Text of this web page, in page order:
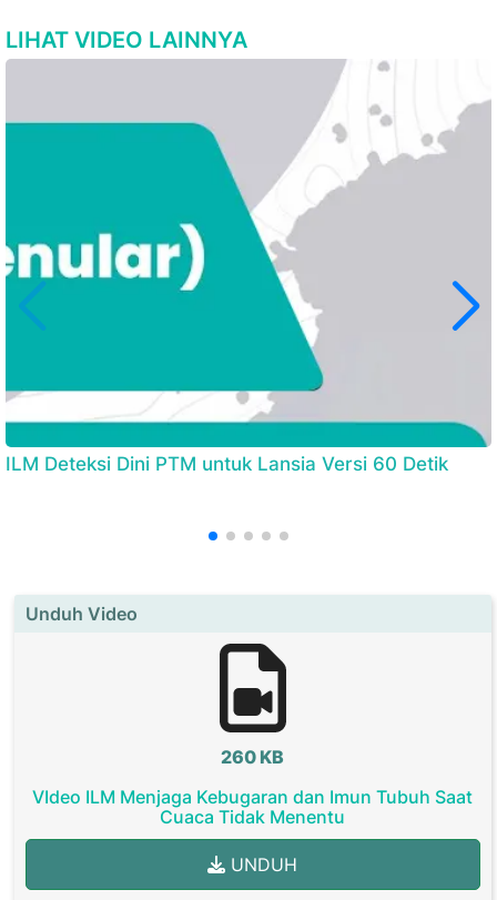
LIHAT VIDEO LAINNYA
ILM Deteksi Dini PTM untuk Lansia Versi 60 Detik
Unduh Video
260 KB
VIdeo ILM Menjaga Kebugaran dan Imun Tubuh Saat
Cuaca Tidak Menentu
UNDUH